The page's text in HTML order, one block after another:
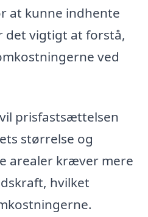
at kunne indhente
det vigtigt at forstå,
ved
prisfastsættelsen
størrelse og
arealer kræver mere
hvilket